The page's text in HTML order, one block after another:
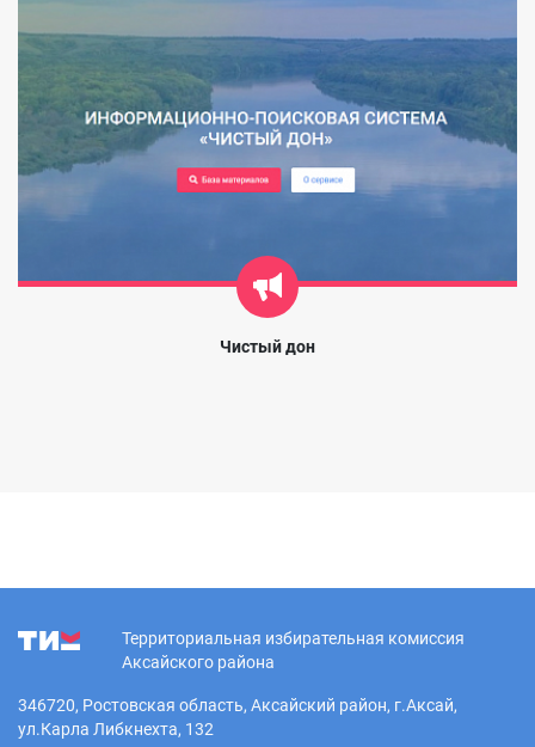
Чистый дон
Территориальная избирательная комиссия
Аксайского района
346720, Ростовская область, Аксайский район, г.Аксай,
ул.Карла Либкнехта, 132